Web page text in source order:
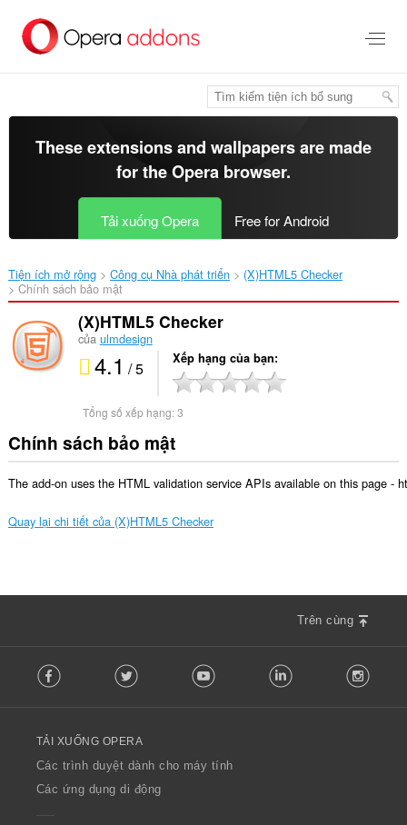
đến
These extensions and wallpapers are made
for theOpera browser.
Tải xuống Opera Free for Android
Tiện ích mở rộng Công cụ Nhà phát triển
(X)HTML5 Checker‎
Chính sách bảo mật
(X)HTML5 Checker
của ulmdesign
4.1 / 5 Xếp hạng của bạn
Tổng số xếp hạng:3
Chính sách bảo mật
The add-on uses the HTML validation service APIs available on this page
Quay lại chi tiết của (X)HTML5 Checker
Trên cùng
o
w
O
p
Facebook Twitter Youtube LinkedIn
TẢI XUỐNG OPERA
Các trình duyệt dành cho máy tính
Các ứng dụng di động